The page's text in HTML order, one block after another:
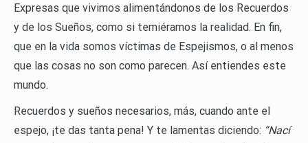
Expresas que vivimos alimentándonos de los Recuerdos
y de los Sueños, como si temiéramos la realidad. En fin,
que en la vida somos víctimas de Espejismos, o al menos
que las cosas no son como parecen. Así entiendes este
mundo.
Recuerdos y sueños necesarios, más, cuando ante el
espejo, ¡te das tanta pena! Y te lamentas diciendo: “Nací